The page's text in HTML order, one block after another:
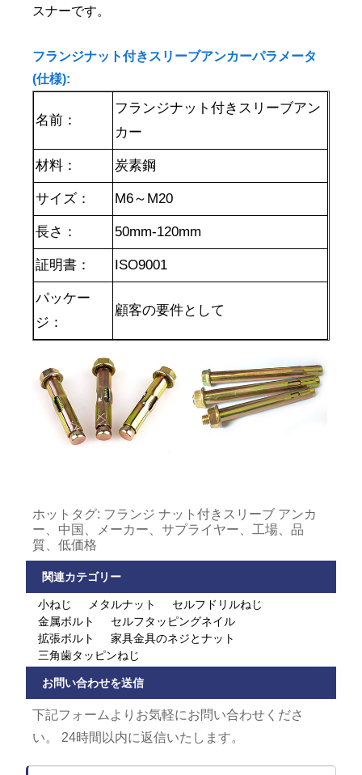
スナーです。
フランジナット付きスリーブアンカーパラメータ
(仕様):
名前：
フランジナット付きスリーブアン
カー
材料： 炭素鋼
サイズ： M6～M20
長さ： 50mm-120mm
証明書： ISO9001
パッケー
ジ：
顧客の要件として
ホットタグ: フランジ ナット付きスリーブ アンカ
ー、中国、メーカー、サプライヤー、工場、品
質、低価格
関連カテゴリー
小ねじ メタルナット
セルフドリルねじ
金属ボルト
セルフタッピングネイル
拡張ボルト
家具金具のネジとナット
三角歯タッピンねじ
お問い合わせを送信
下記フォームよりお気軽にお問い合わせくださ
い。 24時間以内に返信いたします。